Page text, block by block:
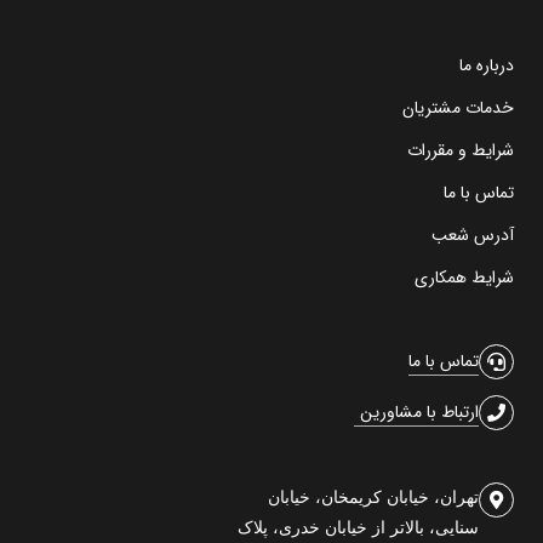
درباره ما
خدمات مشتریان
شرایط و مقررات
تماس با ما
آدرس شعب
شرایط همکاری
تماس با ما
ارتباط با مشاورین
تهران، خیابان کریمخان، خیابان
سنایی، بالاتر از خیابان خدری، پلاک